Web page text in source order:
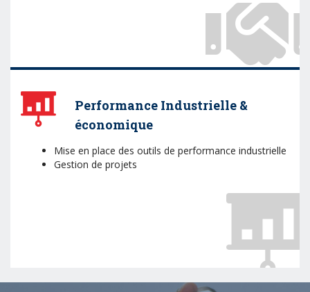
Performance Industrielle &
économique
Mise en place des outils de performance industrielle
Gestion de projets